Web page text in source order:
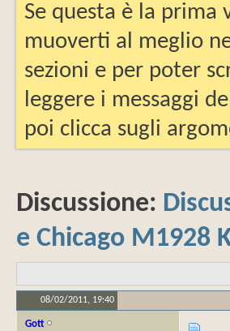
Se questa è la
muoverti al meglio
sezioni e per poter
leggere i messaggi
poi clicca sugli
Discussione:
e Chicago M1928
08/02/2011, 19:40
Gott